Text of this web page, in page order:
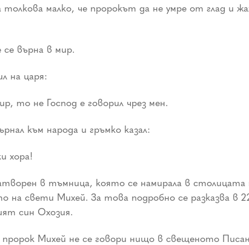
толкова малко, че пророкът да не умре от глад и
върна в мир.
на царя:
то не Господ е говорил чрез мен.
към народа и гръмко казал:
хора!
в тъмница, която се намирала в
на свети Михей. За това подробно се разказва в
син Охозия.
Михей не се говори нищо в свещеното